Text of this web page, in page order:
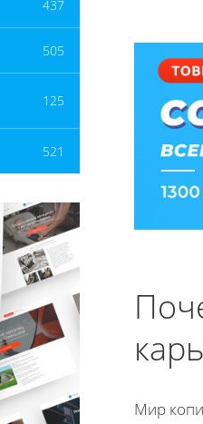
437
505
125
521
Мир